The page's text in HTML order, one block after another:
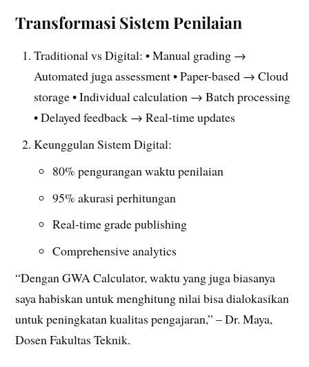
Transformasi Sistem Penilaian
Traditional vs Digital: • Manual grading →
Automated juga assessment • Paper-based → Cloud
storage • Individual calculation → Batch processing
• Delayed feedback → Real-time updates
Keunggulan Sistem Digital:
80% pengurangan waktu penilaian
95% akurasi perhitungan
Real-time grade publishing
Comprehensive analytics
“Dengan GWA Calculator, waktu yang juga biasanya
saya habiskan untuk menghitung nilai bisa dialokasikan
untuk peningkatan kualitas pengajaran,” – Dr. Maya,
Dosen Fakultas Teknik.